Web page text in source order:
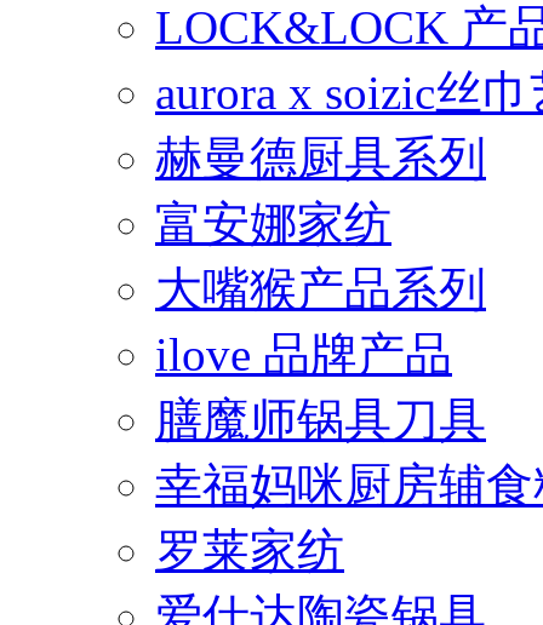
LOCK&LOCK 产
aurora x soizic丝
赫曼德厨具系列
富安娜家纺
大嘴猴产品系列
ilove 品牌产品
膳魔师锅具刀具
幸福妈咪厨房辅
罗莱家纺